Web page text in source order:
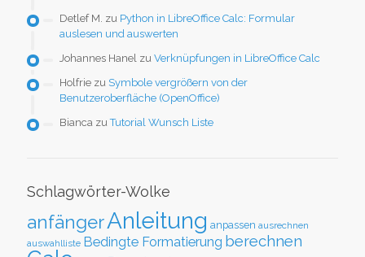
Detlef M. zu Python in LibreOffice Calc: Formular
auslesen und auswerten
Johannes Hanel zu Verknüpfungen in LibreOffice Calc
Holfrie zu Symbole vergrößern von der
Benutzeroberfläche (OpenOffice)
Bianca zuTutorial Wunsch Liste
Schlagwörter-Wolke
anfängerAnleitung anpassen ausrechnen
auswahlliste Bedingte Formatierung berechnen